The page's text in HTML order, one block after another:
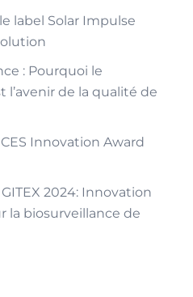
label Solar Impulse
: Pourquoi le
de la qualité de
Innovation Award
2024: Innovation
la biosurveillance de